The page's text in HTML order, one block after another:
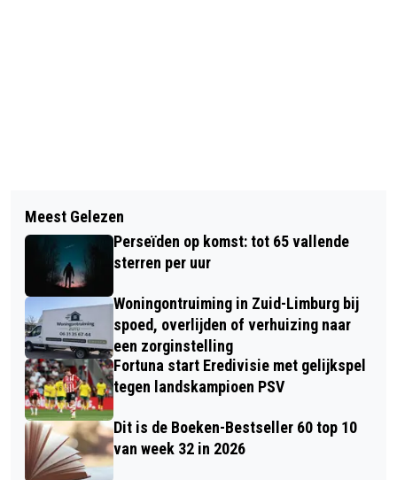
UPDATE: A2: WEEKENDAFSLUITING
ST. JOOST - ECHT EN A73
MAASBRACHT -HET VONDEREN
RICHTING MAASTRICHT
WISSELVALLIG EN FRIS
WEEKENDWEER
Meest Gelezen
Perseïden op komst: tot 65 vallende
sterren per uur
Woningontruiming in Zuid-Limburg bij
spoed, overlijden of verhuizing naar
een zorginstelling
Fortuna start Eredivisie met gelijkspel
tegen landskampioen PSV
Dit is de Boeken-Bestseller 60 top 10
van week 32 in 2026